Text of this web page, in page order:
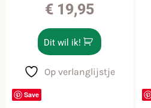
€19,95
Dit wil ik!
Op verlanglijstje
Save